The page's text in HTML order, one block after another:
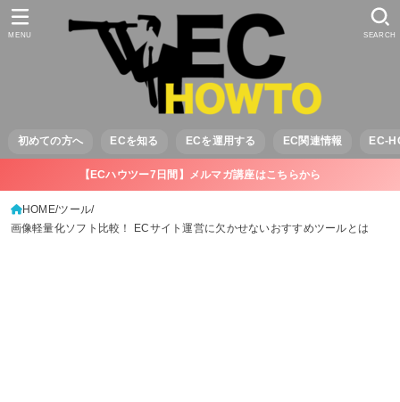
初めての方へ ECを知る ECを運用する EC関連情報 EC-
SEARCH
MENU
【ECハウツー7日間】メルマガ講座はこちらから
HOME ツール
画像軽量化ソフト比較！ ECサイト運営に欠かせないおすすめツールとは